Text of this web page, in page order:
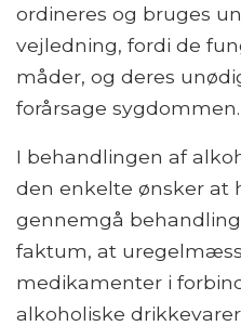
ordineres og bruges
vejledning, fordi de
måder, og deres
forårsage sygdommen.
I behandlingen af
den enkelte ønsker at
gennemgå
faktum, at
medikamenter i
alkoholiske